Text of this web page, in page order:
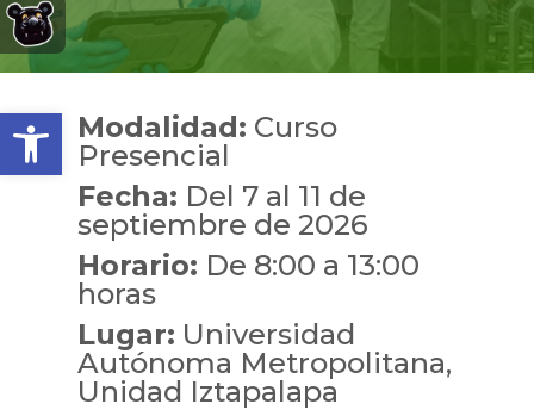
Open toolbar
Modalidad: Curso
Presencial
Fecha: Del 7 al 11 de
septiembre de 2026
Horario: De 8:00 a 13:00
horas
Lugar: Universidad
Autónoma Metropolitana,
Unidad Iztapalapa